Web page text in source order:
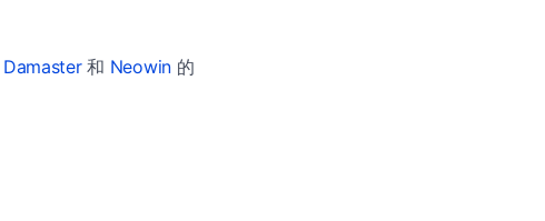
Damaster和 Neowin的